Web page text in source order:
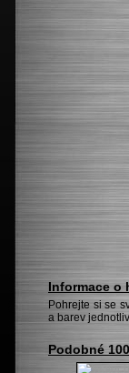
Informace o
Pohrejte si se
a barev
Podobné